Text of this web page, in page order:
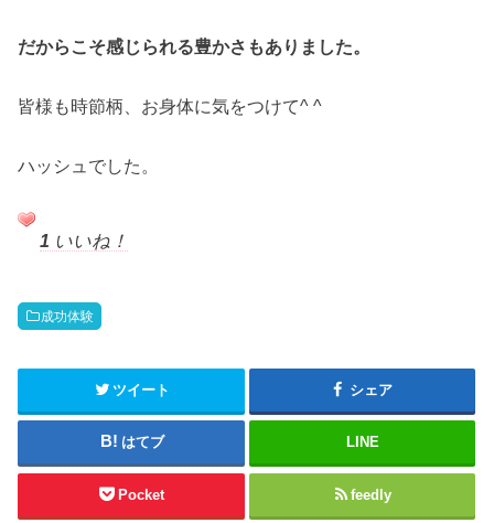
だからこそ感じられる豊かさもありました。
皆様も時節柄、お身体に気をつけて^ ^
ハッシュでした。
1 いいね！
成功体験
ツイート シェア
はてブ LINE
Pocket feedly